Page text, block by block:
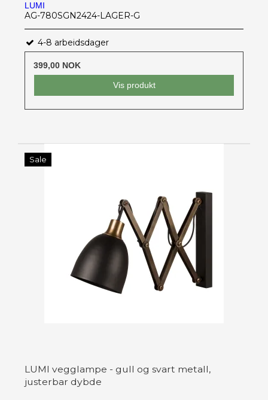
LUMI
AG-780SGN2424-LAGER-G
4-8 arbeidsdager
399,00 NOK
Vis produkt
Sale
LUMI vegglampe - gull og svart metall,
justerbar dybde